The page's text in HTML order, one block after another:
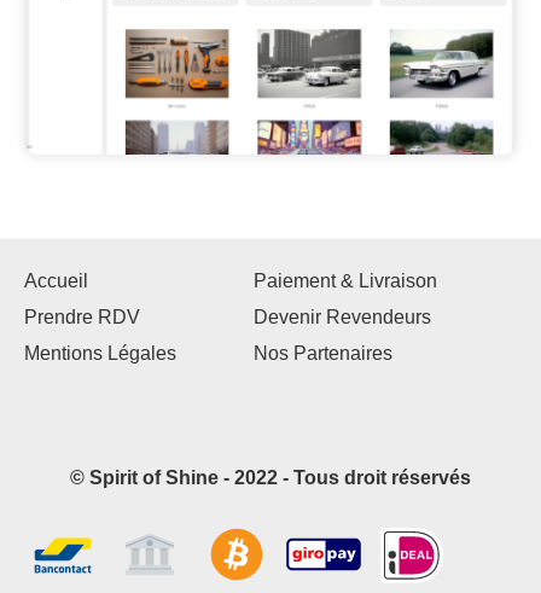
Accueil
Paiement & Livraison
Prendre RDV
Devenir Revendeurs
Mentions Légales
Nos Partenaires
© Spirit of Shine - 2022 - Tous droit réservés